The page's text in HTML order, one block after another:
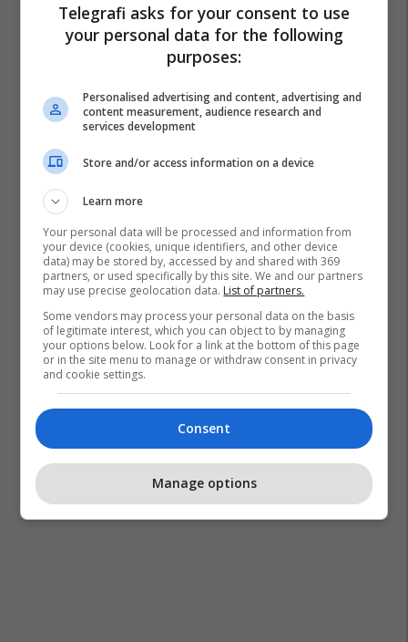
Telegrafi asks for your consent to use
your personal data for the following
purposes:
Personalised advertising and content, advertising and
content measurement, audience research and
services development
Store and/or access information on a device
Learn more
Your personal data will be processed and information from
your device (cookies, unique identifiers, and other device
data) may be stored by, accessed by and shared with 369
partners, or used specifically by this site. We and our partners
may use precise geolocation data. List of partners.
Some vendors may process your personal data on the basis
of legitimate interest, which you can object to by managing
your options below. Look for a link at the bottom of this page
or in the site menu to manage or withdraw consent in privacy
and cookie settings.
Consent
Manage options